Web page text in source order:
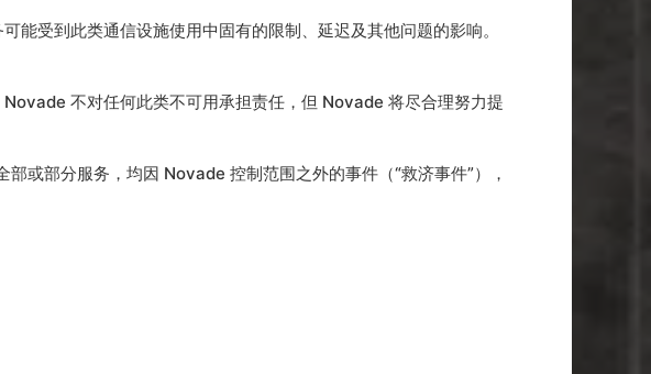
受到此类通信设施使用中固有的限制、延迟及其他问题的影响。
不对任何此类不可用承担责任，但 Novade 将尽合理努力提
或部分服务，均因 Novade 控制范围之外的事件（“救济事件”），